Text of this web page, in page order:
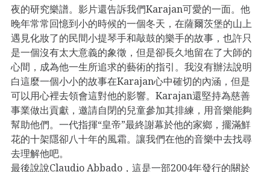
夜的研究樂譜。影片還告訴我們Karajan可愛的一面。他
晚年常常回憶到小的時候的一個冬天，在薩爾茨堡的山上
遇見化妝了的民間小提琴手和敲鼓的樂手的故事，也許只
是一個沒有太大意義的象徵，但是卻長久地留在了大師的
心間，成為他一生所追求的藝術的指引。我沒有辦法說明
白這麼一個小小的故事在Karajan心中確切的內涵，但是
可以用心裡去領會這對他的影響。Karajan還堅持為慈善
事業做出貢獻，邀請自閉的兒童參加其排練，用音樂能夠
幫助他們。一代指揮“皇帝”最終謝幕於他的家鄉，擺滿鮮
花的十架隱卻八十年的風霜。讓我們在他的音樂中去找尋
去理解他吧。
最後說說Claudio Abbado，這是一部2004年發行的關於